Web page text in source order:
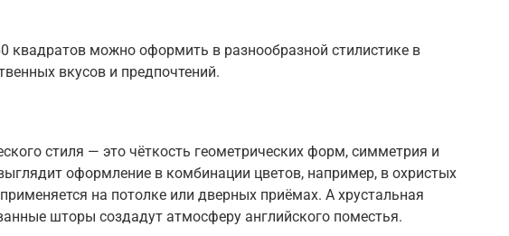
квадратов можно оформить в разнообразной стилистике в
вкусов и предпочтений.
стиля — это чёткость геометрических форм, симметрия и
оформление в комбинации цветов, например, в охристых
на потолке или дверных приёмах. А хрустальная
шторы создадут атмосферу английского поместья.